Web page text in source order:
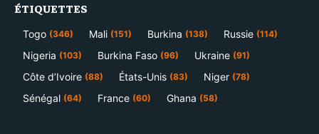
ÉTIQUETTES
Togo (346) Mali (151) Burkina (138) Russie (114)
Nigeria (103) Burkina Faso (96) Ukraine (91)
Côte d’Ivoire (88) États-Unis (83) Niger (78)
Sénégal (64) France (60) Ghana (58)